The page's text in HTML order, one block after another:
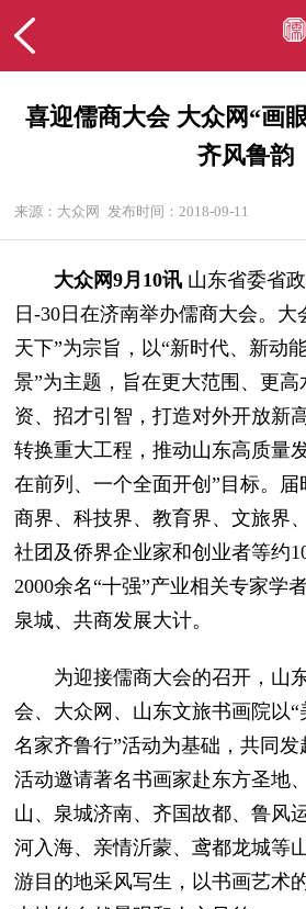
喜迎儒商大会 大众网“画
齐风鲁韵
来源：大众网 发布时间：2018-09-11
大众网9月10讯 山东省委省
日-30日在济南举办儒商大会。大
天下”为宗旨，以“新时代、新动
景”为主题，旨在更大范围、更高
资、招才引智，打造对外开放新
转换重大工程，推动山东高质量
在前列、一个全面开创”目标。
商界、科技界、教育界、文旅界
社团及侨界企业家和创业者等约
2000余名“十强”产业相关专家学
泉城、共商发展大计。
为迎接儒商大会的召开，山
会、大众网、山东文旅书画院
名家齐鲁行”活动为基础，共同发
活动邀请著名书画家赴东方圣地
山、泉城济南、齐国故都、鲁风
河入海、亲情沂蒙、鸢都龙城等
游目的地采风写生，以书画艺术